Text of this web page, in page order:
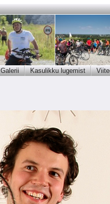
Galerii Kasulikku lugemist